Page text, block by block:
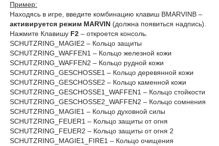
Пример:
Находясь в игре, введите комбинацию клавиш BMARVINB –
активируется режим MARVIN (должна появиться надпись).
Нажмите Клавишу F2 – откроется консоль.
SCHUTZRING_MAGIE2 – Кольцо защиты
SCHUTZRING_WAFFEN1 – Кольцо железной кожи
SCHUTZRING_WAFFEN2 – Кольцо рудной кожи
SCHUTZRING_GESCHOSSE1 – Кольцо деревянной кожи
SCHUTZRING_GESCHOSSE2 – Кольцо каменной кожи
SCHUTZRING_GESCHOSSE1_WAFFEN1 – Кольцо стойкости
SCHUTZRING_GESCHOSSE2_WAFFEN2 – Кольцо сомнения
SCHUTZRING_MAGIE1 – Кольцо духовной силы
SCHUTZRING_FEUER1 – Кольцо защиты от огня
SCHUTZRING_FEUER2 – Кольцо защиты от огня 2
SCHUTZRING_MAGIE1_FIRE1 – Кольцо очищения